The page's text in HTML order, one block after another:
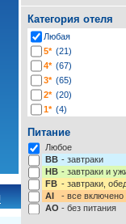
Категория отеля
Любая
5* (21)
4* (67)
3* (65)
2* (20)
1* (4)
Питание
Любое
BB - завтраки
HB - завтраки и
FB - завтраки,
AI
- все включено
AO - без питания